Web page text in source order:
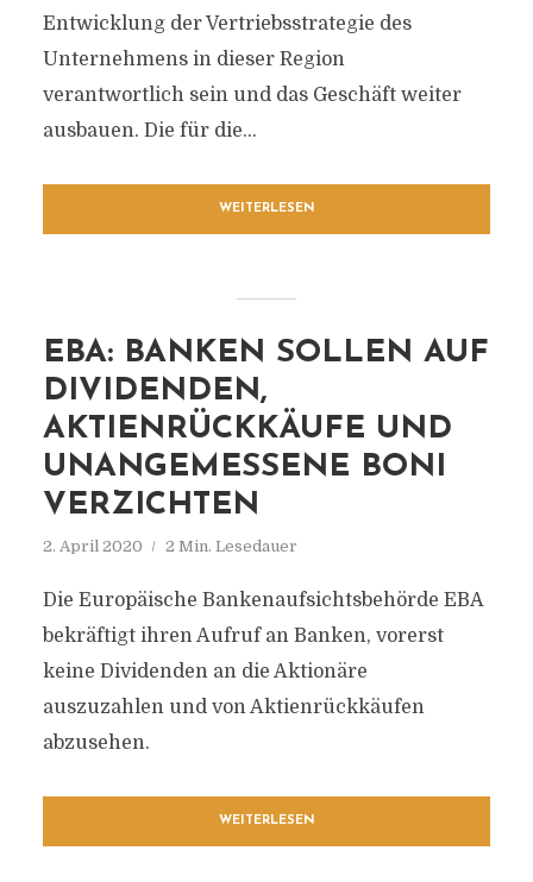
Entwicklung der Vertriebsstrategie des
Unternehmens in dieser Region
verantwortlich sein und das Geschäft weiter
ausbauen. Die für die...
WEITERLESEN
EBA: BANKEN SOLLEN AUF
DIVIDENDEN,
AKTIENRÜCKKÄUFE UND
UNANGEMESSENE BONI
VERZICHTEN
2. April 2020 2 Min. Lesedauer
Die Europäische Bankenaufsichtsbehörde EBA
bekräftigt ihren Aufruf an Banken, vorerst
keine Dividenden an die Aktionäre
auszuzahlen und von Aktienrückkäufen
abzusehen.
WEITERLESEN